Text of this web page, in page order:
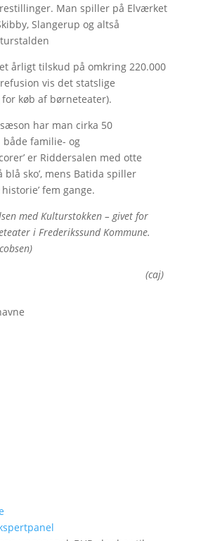
Man spiller på Elværket
Slangerup og altså
årligt tilskud på omkring 220.000
vis det statslige
køb af børneteater).
har man cirka 50
familie- og
er Riddersalen med otte
blå sko’, mens Batida spiller
fem gange.
med Kulturstokken – givet for
i Frederikssund Kommune.
(caj)